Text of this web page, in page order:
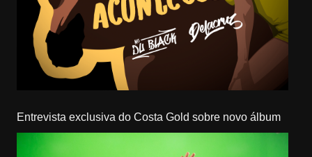
Entrevista exclusiva do Costa Gold sobre novo álbum